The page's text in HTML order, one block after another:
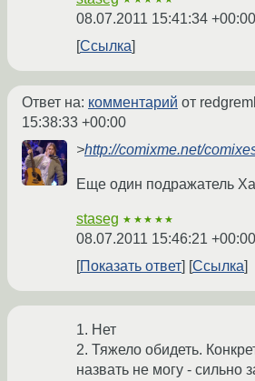
08.07.2011 15:41:34 +00:00
Ссылка
Ответ на: комментарий от
15:38:33 +00:00
>http://comixme.net/
Еще один подражатель
staseg ★★★★★
08.07.2011 15:46:21 +00:00
Показать ответ Ссылка
1. Нет
2. Тяжело обидеть.
назвать не могу - сильно